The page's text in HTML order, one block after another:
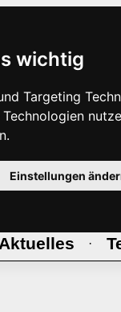
wichtig
Targeting
Einstellungen
·